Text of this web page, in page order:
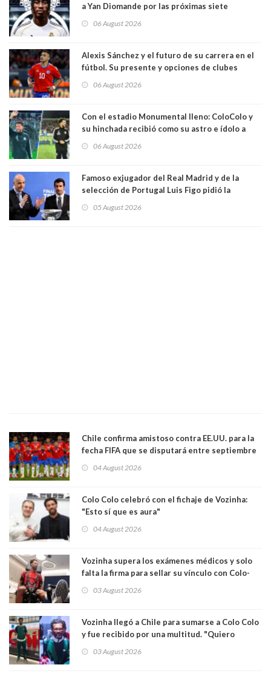
a Yan Diomande por las próximas siete
06 August 2026
Alexis Sánchez y el futuro de su carrera en el
fútbol. Su presente y opciones de clubes
06 August 2026
Con el estadio Monumental lleno: ColoColo y
su hinchada recibió como su astro e ídolo a
06 August 2026
Famoso exjugador del Real Madrid y de la
selección de Portugal Luis Figo pidió la
comportamiento más bajo y cobarde que he
05 August 2026
Chile confirma amistoso contra EE.UU. para la
fecha FIFA que se disputará entre septiembre
04 August 2026
Colo Colo celebró con el fichaje de Vozinha:
"Esto sí que es aura"
04 August 2026
Vozinha supera los exámenes médicos y solo
falta la firma para sellar su vínculo con Colo-
03 August 2026
Vozinha llegó a Chile para sumarse a Colo Colo
y fue recibido por una multitud. "Quiero
hinchas"
03 August 2026